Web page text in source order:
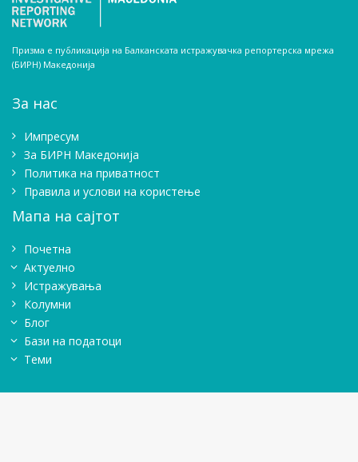
Призма е публикација на Балканската истражувачка репортерска мрежа
(БИРН) Македонија
За нас
Импресум
Зa БИРН Македонија
Политика на приватност
Правила и услови на користење
Мапа на сајтот
Почетна
Актуелно
Истражувањa
Колумни
Блог
Бази на податоци
Теми